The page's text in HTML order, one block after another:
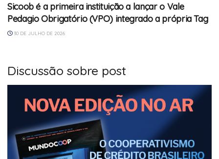
Sicoob é a primeira instituição a lançar o Vale
Pedagio Obrigatório (VPO) integrado a própria Tag
30 DE JULHO DE 2026
Discussão sobre post